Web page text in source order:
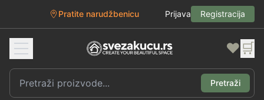
Pratite narudžbenicu Prijava Registracija
❤️ 🛒
Pretraži